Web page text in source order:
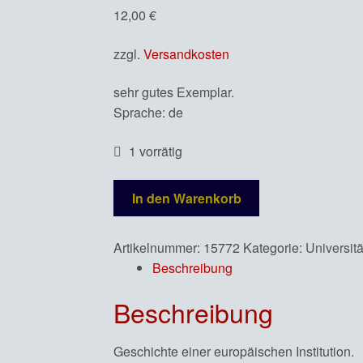
12,00€
zzgl.Versandkosten
sehr gutes Exemplar.
Sprache: de
1 vorrätig
Koch,
Hans-
Universität.
Menge
In den Warenkorb
Artikelnummer: 15772 Kategorie:
Beschreibung
Beschreibung
Geschichte einer europäischen Institution.